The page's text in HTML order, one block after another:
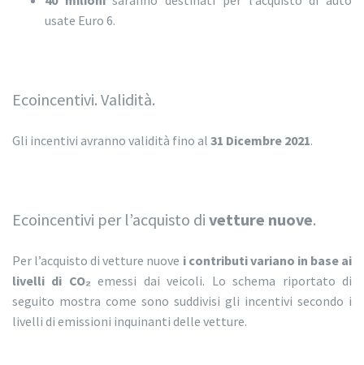
usate Euro 6.
Ecoincentivi. Validità.
Gli incentivi avranno validità fino al 31 Dicembre 2021.
Ecoincentivi per l’acquisto di vetture nuove.
Per l’acquisto di vetture nuove i contributi variano in base ai
livelli di CO₂ emessi dai veicoli. Lo schema riportato di
seguito mostra come sono suddivisi gli incentivi secondo i
livelli di emissioni inquinanti delle vetture.